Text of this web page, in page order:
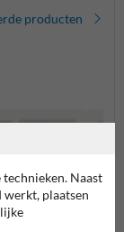
producten
Naast
plaatsen